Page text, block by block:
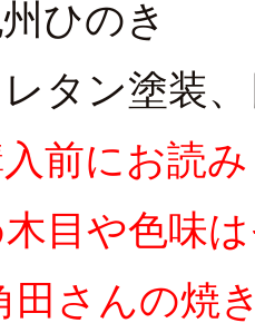
ひのき
タン塗装
前にお読
目や色味
田さんの焼